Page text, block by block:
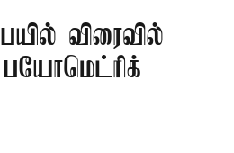
விரைவில்
பயோமெட்ரிக்